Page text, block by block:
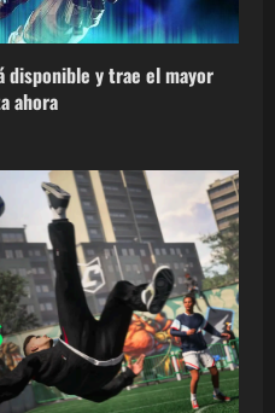
disponible y trae el mayor
ahora